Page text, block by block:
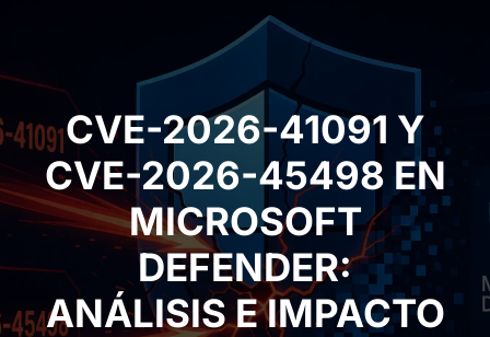
CVE-2026-41091 Y
CVE-2026-45498 EN
MICROSOFT
DEFENDER: ANÁLISIS
E IMPACTO